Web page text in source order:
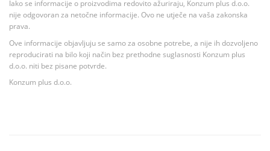
Iako se informacije o proizvodima redovito ažuriraju, Konzum plus d.o.o.
nije odgovoran za netočne informacije. Ovo ne utječe na vaša zakonska
prava.
Ove informacije objavljuju se samo za osobne potrebe, a nije ih dozvoljeno
reproducirati na bilo koji način bez prethodne suglasnosti Konzum plus
d.o.o. niti bez pisane potvrde.
Konzum plus d.o.o.